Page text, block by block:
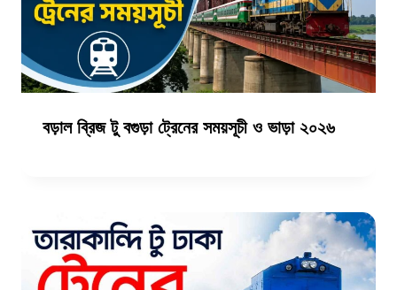
বড়াল ব্রিজ টু বগুড়া ট্রেনের সময়সূচী ও ভাড়া ২০২৬